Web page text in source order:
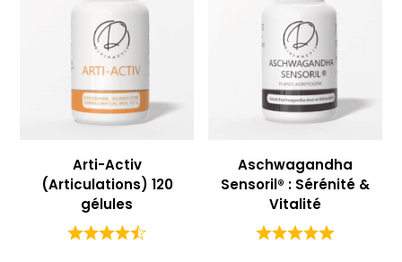
Arti-Activ
(Articulations) 120
gélules
Aschwagandha
Sensoril® : Sérénité &
Vitalité